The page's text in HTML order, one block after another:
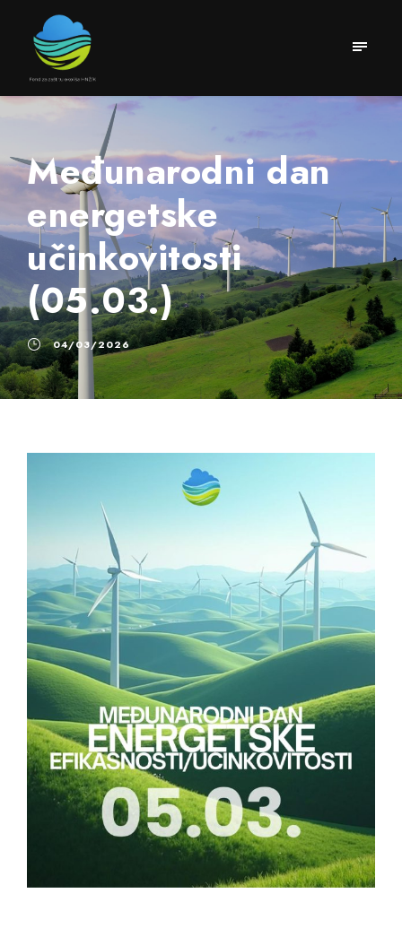
Međunarodni dan
energetske
učinkovitosti
(05.03.)
04/03/2026